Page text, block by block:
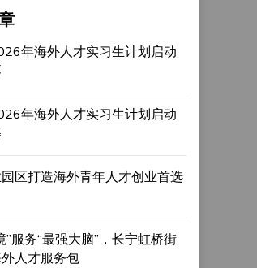
年海外人才实习生计划启动
年海外人才实习生计划启动
区打造海外青年人才创业首选
”服务“最强大脑”，长宁虹桥街
人才服务包